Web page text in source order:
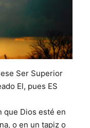
Ser Superior
El, pues ES
que Dios esté en
o en un tapiz o